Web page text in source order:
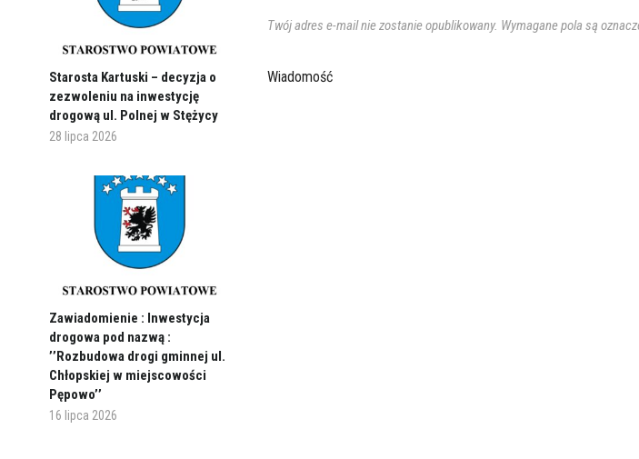
Starosta Kartuski – decyzja o
zezwoleniu na inwestycję
drogową ul. Polnej w Stężycy
28 lipca 2026
Zawiadomienie : Inwestycja
drogowa pod nazwą :
’’Rozbudowa drogi gminnej ul.
Chłopskiej w miejscowości
Pępowo’’
16 lipca 2026
Twój adres e-mail nie zostanie opublikowany. Wymagane pola są
Wiadomość